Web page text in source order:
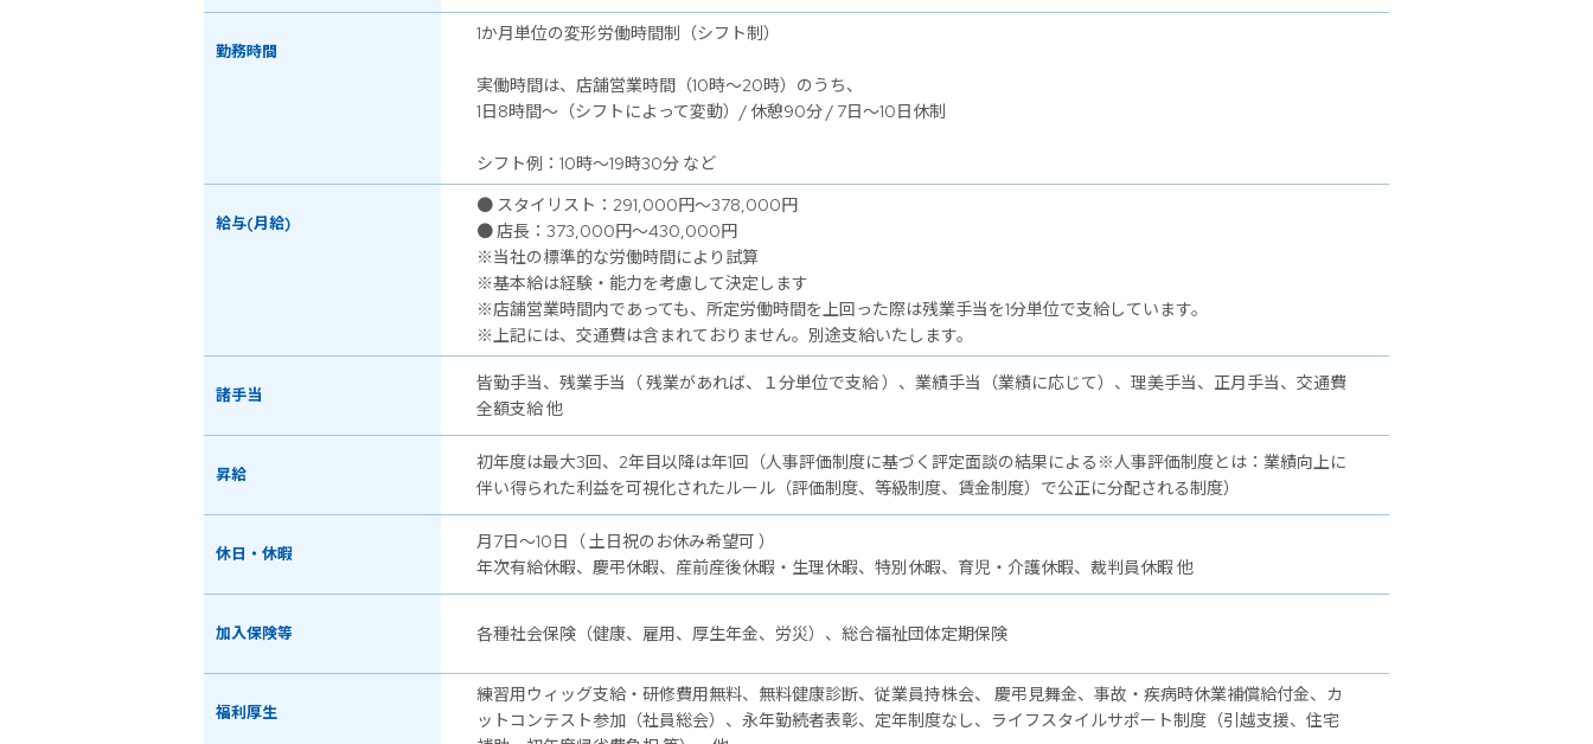
勤務時間
1か月単位の変形労働時間制（シフト制）
実働時間は、店舗営業時間（10時～20時）のうち、
1日8時間～（シフトによって変動）/ 休憩90分 / 7日～10日休制
シフト例：10時～19時30分 など
給与(月給)
● スタイリスト：291,000円～378,000円
● 店長：373,000円～430,000円
※当社の標準的な労働時間により試算
※基本給は経験・能力を考慮して決定します
※店舗営業時間内であっても、所定労働時間を上回った際は残業手当を1分単位で支給しています。
※上記には、交通費は含まれておりません。別途支給いたします。
諸手当
皆勤手当、残業手当（ 残業があれば、１分単位で支給 ）、業績手当（業績に応じて）、理美手当、正月手当、交通費
全額支給 他
昇給
初年度は最大3回、2年目以降は年1回（人事評価制度に基づく評定面談の結果による※人事評価制度とは：業績向上に
伴い得られた利益を可視化されたルール（評価制度、等級制度、賃金制度）で公正に分配される制度）
休日・休暇
月7日～10日（ 土日祝のお休み希望可 ）
年次有給休暇、慶弔休暇、産前産後休暇・生理休暇、特別休暇、育児・介護休暇、裁判員休暇 他
加入保険等 各種社会保険（健康、雇用、厚生年金、労災）、総合福祉団体定期保険
福利厚生
練習用ウィッグ支給・研修費用無料、無料健康診断、従業員持株会、 慶弔見舞金、事故・疾病時休業補償給付金、カ
ットコンテスト参加（社員総会）、永年勤続者表彰、定年制度なし、ライフスタイルサポート制度（引越支援、住宅